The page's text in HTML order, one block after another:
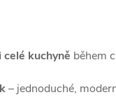
kuchyně během
– jednoduché,